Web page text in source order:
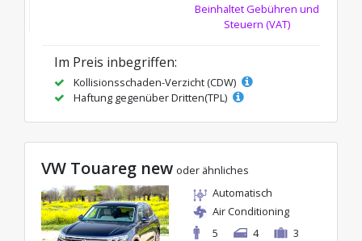
Beinhaltet Gebühren und
Steuern (VAT)
Im Preis inbegriffen:
Kollisionsschaden-Verzicht (CDW)
Haftung gegenüber Dritten(TPL)
VW Touareg new oder ähnliches
Automatisch
Air Conditioning
5
4 3